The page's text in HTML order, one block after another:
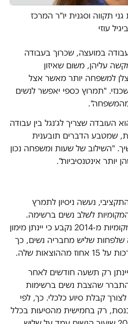
תקווה וסגנית יו"ר המרכז
עוזי
במועצה, שכרוך בעבודה
עליהן, משום שאיזון
למשפחה יותר מאשר אצל
"תמרוץ כספי יאפשר לנשים
העובדה שצריך לג׳נגל בין עבודה
שמטבע הדברים תובענית
"השילוב של שעות ומשפחה נכון
יותר אינטנסיביות".
נעשה ניסיון לתמרץ
לשלב נשים ברשימה.
בתיקון לחוק הרשויות המקומיות מ-2014 נקבע כי יינתן מימון
שלפחות שליש מחבריה נשים, כך
שלה.
יינתן רק תשעה חודשים לאחר
שהצבת נשים ברשימות
קבלת סיוע כלכלי. כך, לפי
רק בחמישית מהסיעות בכלל